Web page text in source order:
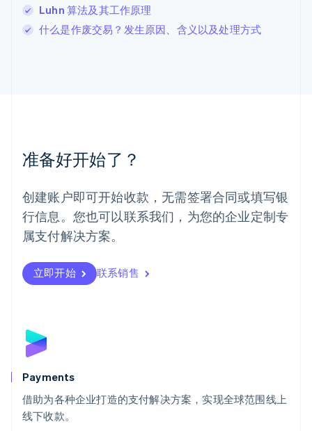
Luhn 算法及其工作原理
什么是作废交易？发生原因、含义以及处理方式
准备好开始了？
创建账户即可开始收款，无需签署合同或填写银
行信息。您也可以联系我们，为您的企业定制专
属支付解决方案。
立即开始 联系销售
Payments
借助为各种企业打造的支付解决方案，实现全球范围线上
线下收款。
罗马尼亚
English
挪威
葡萄牙
Português English
日本
日本語English
瑞典
瑞士
DeutschFrançais
English
斯洛文尼亚
泰国
ไทยEnglish
希腊
English